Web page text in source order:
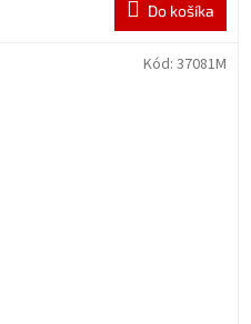
Do košíka
Kód: 37081M